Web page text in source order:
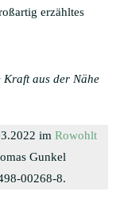
erzähltes
Kraft aus der Nähe
im Rowohlt
Gunkel
00268-8.